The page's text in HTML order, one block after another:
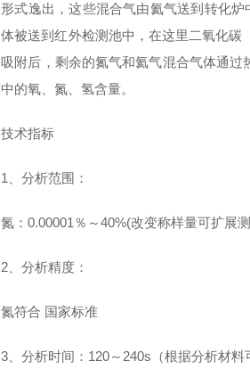
形式逸出，这些混合气由氦气送到转化
体被送到红外检测池中，在这里二氧化
吸附后，剩余的氮气和氦气混合气体通
中的氧、氮、氢含量。
技术指标
1、分析范围：
氮：0.00001％～40%(改变称样量可扩展
2、分析精度：
氮符合 国家标准
3、分析时间：120～240s（根据分析材料